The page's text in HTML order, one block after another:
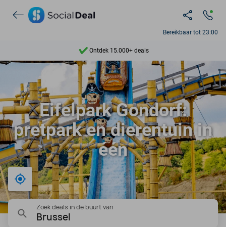
Bereikbaar tot 23:00
Ontdek 15.000+ deals
7 dagen per week beschikbaar
10+ miljoen leden
9,4
Ontdek 15.000+ deals
Eifelpark Gondorf:
pretpark en dierentuin in
één
Bij mij in de buurt
Zoek deals in de buurt van
Brussel